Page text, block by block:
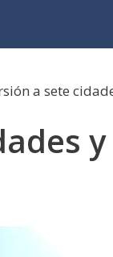
a sete